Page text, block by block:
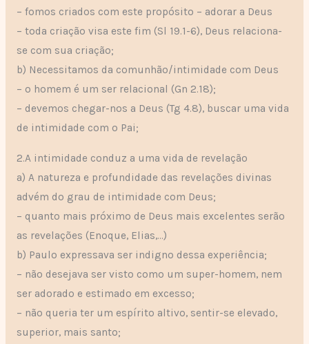
– fomos criados com este propósito – adorar a Deus
– toda criação visa este fim (Sl 19.1-6), Deus relaciona-
se com sua criação;
b) Necessitamos da comunhão/intimidade com Deus
– o homem é um ser relacional (Gn 2.18);
– devemos chegar-nos a Deus (Tg 4.8), buscar uma vida
de intimidade com o Pai;
2.A intimidade conduz a uma vida de revelação
a) A natureza e profundidade das revelações divinas
advém do grau de intimidade com Deus;
– quanto mais próximo de Deus mais excelentes serão
as revelações (Enoque, Elias,…)
b) Paulo expressava ser indigno dessa experiência;
– não desejava ser visto como um super-homem, nem
ser adorado e estimado em excesso;
– não queria ter um espírito altivo, sentir-se elevado,
superior, mais santo;